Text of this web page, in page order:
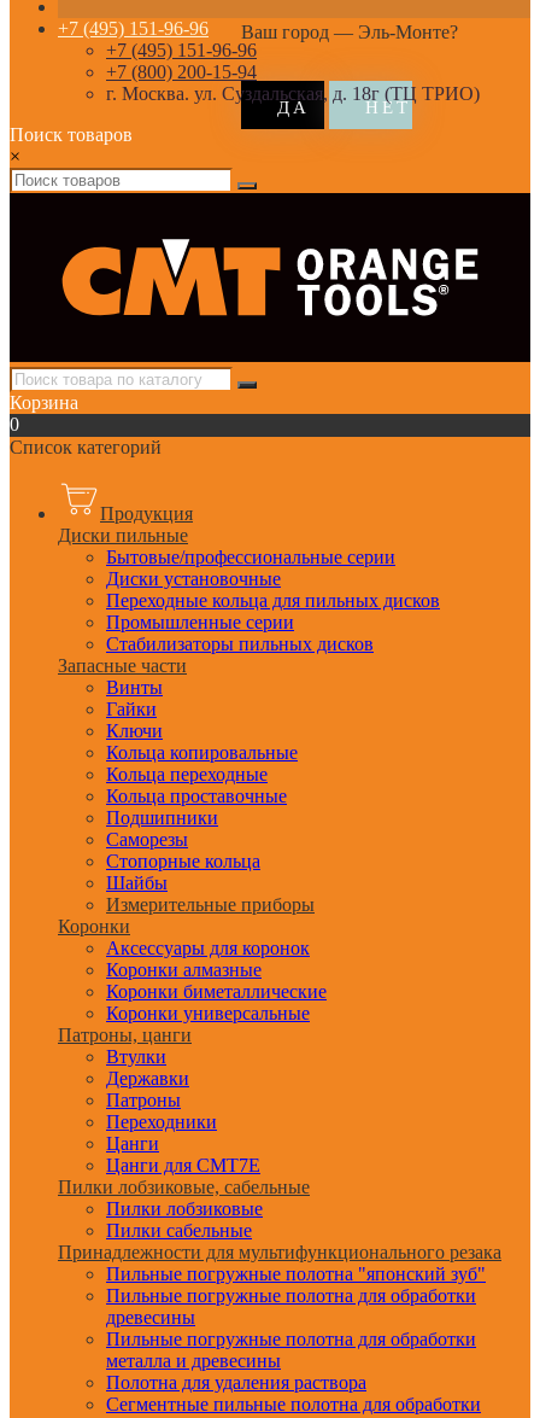
Ваш город — Эль-Монте?
+7 (495) 151-96-96
+7 (495) 151-96-96
+7 (800) 200-15-94
г. Москва. ул. Суздальская, д. 18г (ТЦ ТРИО)
Поиск товаров
×
Корзина
0
Список категорий
Продукция
Диски пильные
Бытовые/профессиональные серии
Диски установочные
Переходные кольца для пильных дисков
Промышленные серии
Стабилизаторы пильных дисков
Запасные части
Винты
Гайки
Ключи
Кольца копировальные
Кольца переходные
Кольца проставочные
Подшипники
Саморезы
Стопорные кольца
Шайбы
Измерительные приборы
Коронки
Аксессуары для коронок
Коронки алмазные
Коронки биметаллические
Коронки универсальные
Патроны, цанги
Втулки
Державки
Патроны
Переходники
Цанги
Цанги для CMT7E
Пилки лобзиковые, сабельные
Пилки лобзиковые
Пилки сабельные
Принадлежности для мультифункционального резака
Пильные погружные полотна "японский зуб"
Пильные погружные полотна для обработки
древесины
Пильные погружные полотна для обработки
металла и древесины
Полотна для удаления раствора
Сегментные пильные полотна для обработки